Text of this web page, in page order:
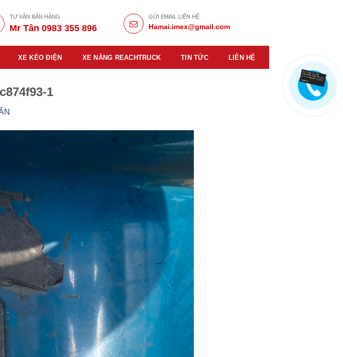
TƯ VẤN BÁN HÀNG
Mr Tân 0983 355 896
GỬI EMAIL LIÊN HỆ
Hamai.imex@gmail.com
XE KÉO ĐIỆN XE NÂNG REACHTRUCK TIN TỨC LIÊN HỆ
1